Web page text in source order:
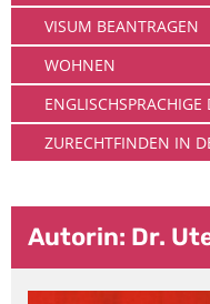
VISUM BEANTRAGEN
WOHNEN
ENGLISCHSPRACHIGE
ZURECHTFINDEN IN
Autorin: Dr.